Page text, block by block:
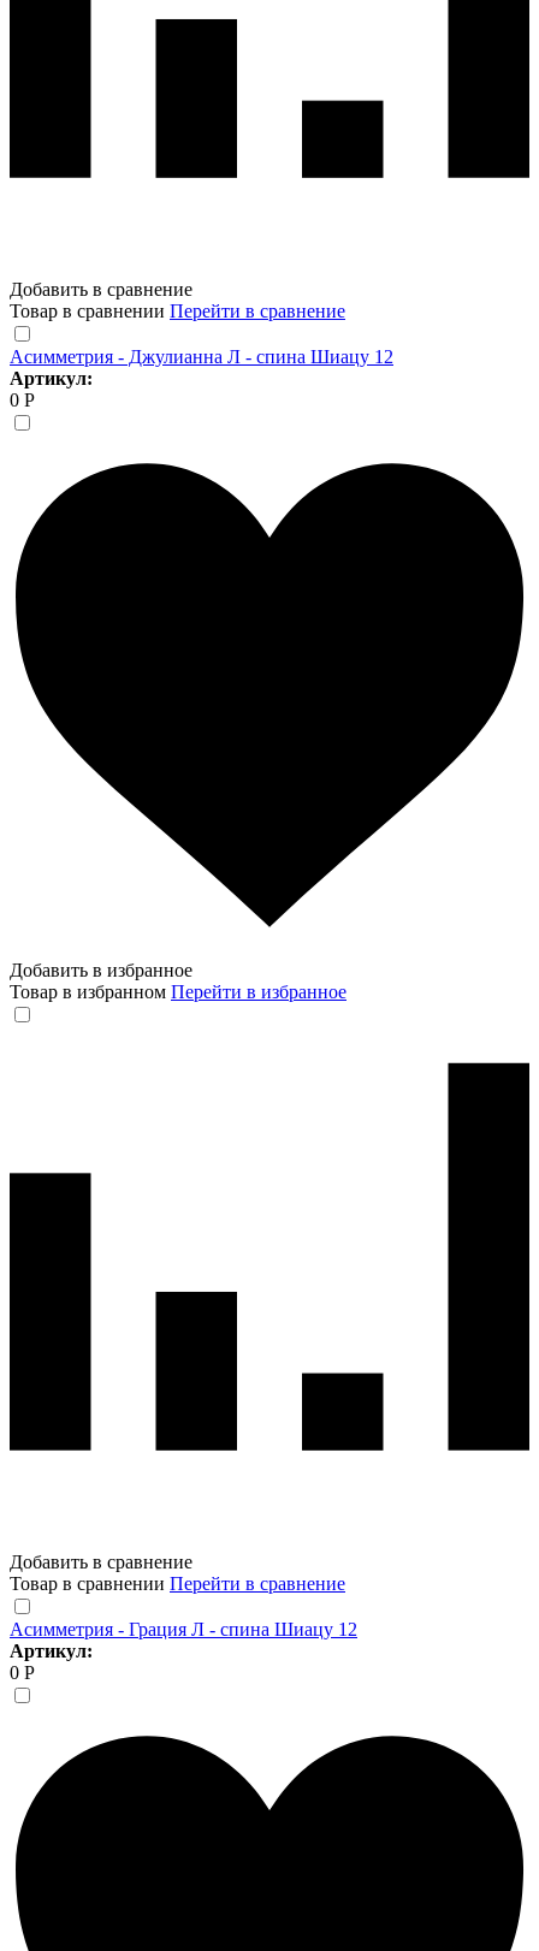
Добавить в сравнение
Товар в сравнении Перейти в сравнение
Асимметрия - Джулианна Л - спина Шиацу 12
Артикул:
0 Р
Добавить в избранное
Товар в избранном Перейти в избранное
Добавить в сравнение
Товар в сравнении Перейти в сравнение
Асимметрия - Грация Л - спина Шиацу 12
Артикул:
0 Р